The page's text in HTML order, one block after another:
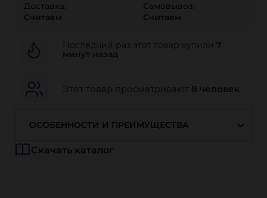
Доставка:
Считаем
Самовывоз:
Считаем
Последний раз этот товар купили 7
минут назад
Этот товар просматривают 8 человек
ОСОБЕННОСТИ И ПРЕИМУЩЕСТВА
Скачать каталог